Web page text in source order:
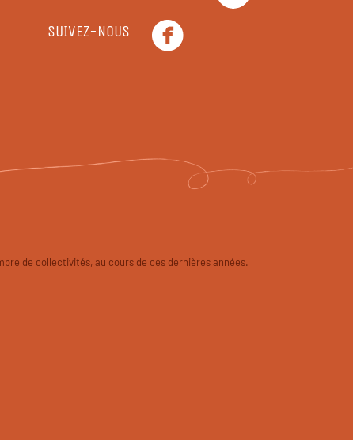
SUIVEZ-NOUS
de collectivités, au cours de ces dernières années.